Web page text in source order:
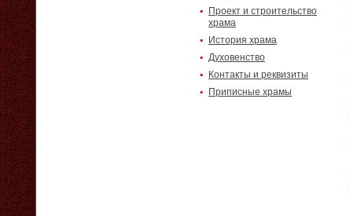
Проект и строительство
храма
История храма
Духовенство
Контакты и реквизиты
Приписные храмы